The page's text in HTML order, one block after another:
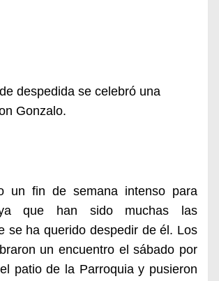
despedida se celebró una
Gonzalo.
un fin de semana intenso para
ya que han sido muchas las
se ha querido despedir de él. Los
un encuentro el sábado por
patio de la Parroquia y pusieron